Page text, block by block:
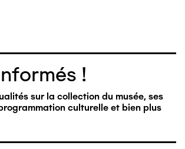
!
sur la collection du musée, ses
culturelle et bien plus